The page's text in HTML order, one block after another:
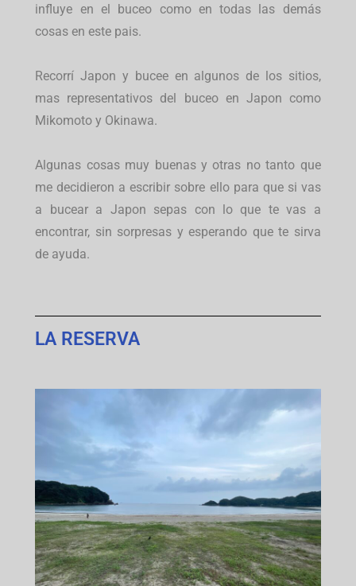
influye en el buceo como en todas las demás
cosas en este pais.
Recorrí Japon y bucee en algunos de los sitios,
mas representativos del buceo en Japon como
Mikomoto y Okinawa.
Algunas cosas muy buenas y otras no tanto que
me decidieron a escribir sobre ello para que si vas
a bucear a Japon sepas con lo que te vas a
encontrar, sin sorpresas y esperando que te sirva
de ayuda.
LA RESERVA